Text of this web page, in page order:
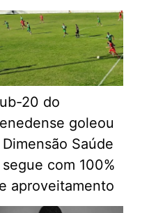
20 do
goleou
Saúde
segue com 100%
aproveitamento